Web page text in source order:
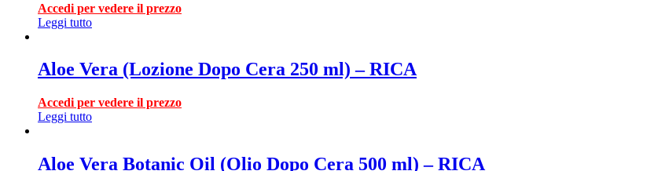
Accedi per vedere il prezzo
Leggi tutto
Aloe Vera (Lozione Dopo Cera 250 ml) – RICA
Accedi per vedere il prezzo
Leggi tutto
Aloe Vera Botanic Oil (Olio Dopo Cera 500 ml) – RICA